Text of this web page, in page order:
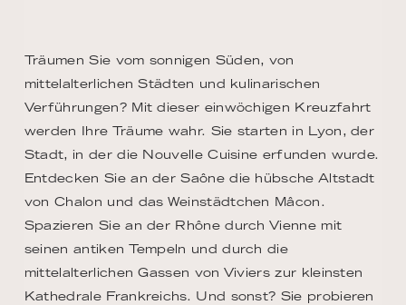
Träumen Sie vom sonnigen Süden, von
mittelalterlichen Städten und kulinarischen
Verführungen? Mit dieser einwöchigen Kreuzfahrt
werden Ihre Träume wahr. Sie starten in Lyon, der
Stadt, in der die Nouvelle Cuisine erfunden wurde.
Entdecken Sie an der Saône die hübsche Altstadt
von Chalon und das Weinstädtchen Mâcon.
Spazieren Sie an der Rhône durch Vienne mit
seinen antiken Tempeln und durch die
mittelalterlichen Gassen von Viviers zur kleinsten
Kathedrale Frankreichs. Und sonst? Sie probieren